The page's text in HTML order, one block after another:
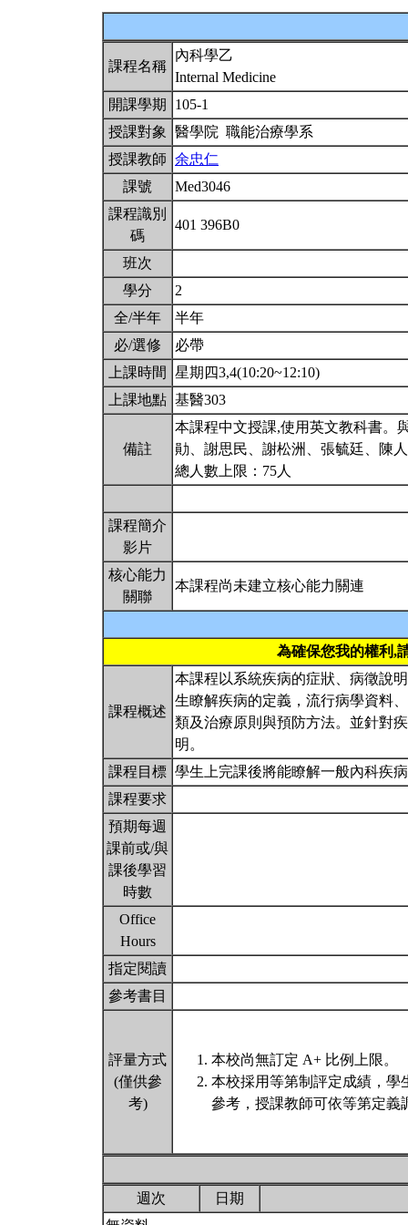
課程名稱
內科學乙
Internal Medicine
開課學期
105-1
授課對象
醫學院 職能治療學系
授課教師 余忠仁
課號
Med3046
課程識別
碼
401 396B0
班次
學分
2
全/半年
半年
必/選修
必帶
上課時間
星期四3,4(10:20~12:10)
上課地點 基醫303
備註
本課程中文授課,使用英文教科書。
勛、謝思民、謝松洲、張毓廷、陳
總人數上限：75人
課程簡介
影片
核心能力
關聯
本課程尚未建立核心能力關連
為確保您我的權利,
課程概述
本課程以系統疾病的症狀、病徵說
生瞭解疾病的定義，流行病學資料
類及治療原則與預防方法。並針對
明。
課程目標 學生上完課後將能瞭解一般內科疾
課程要求
預期每週
課前或/與
課後學習
時數
Office
Hours
指定閱讀
參考書目
評量方式
(僅供參
考)
本校尚無訂定 A+ 比例上限。
本校採用等第制評定成績，學
參考，授課教師可依等第定義
週次
日期